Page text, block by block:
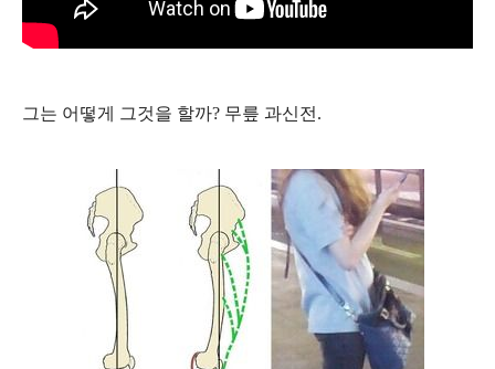
그는 어떻게 그것을 할까? 무릎 과신전.